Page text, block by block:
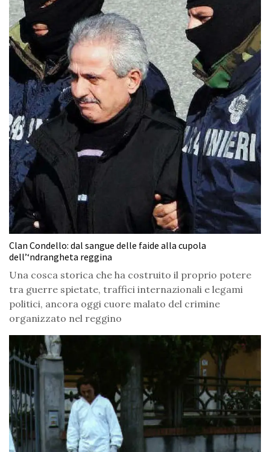
Clan Condello: dal sangue delle faide alla cupola
dell’‘ndrangheta reggina
Una cosca storica che ha costruito il proprio potere
tra guerre spietate, traffici internazionali e legami
politici, ancora oggi cuore malato del crimine
organizzato nel reggino